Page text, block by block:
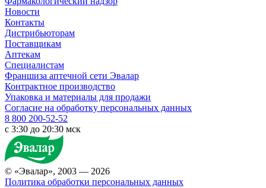
Новости
Контакты
Дистрибьюторам
Поставщикам
Аптекам
Специалистам
Франшиза аптечной сети Эвалар
Контрактное производство
Упаковка и материалы для продажи
Согласие на обработку персональных данных
8 800 200-52-52
c 3:30 до 20:30 мск
© «Эвалар», 2003 — 2026
Политика обработки персональных данных